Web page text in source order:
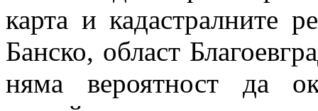
карта и кадастралните
Банско, област
няма вероятност да